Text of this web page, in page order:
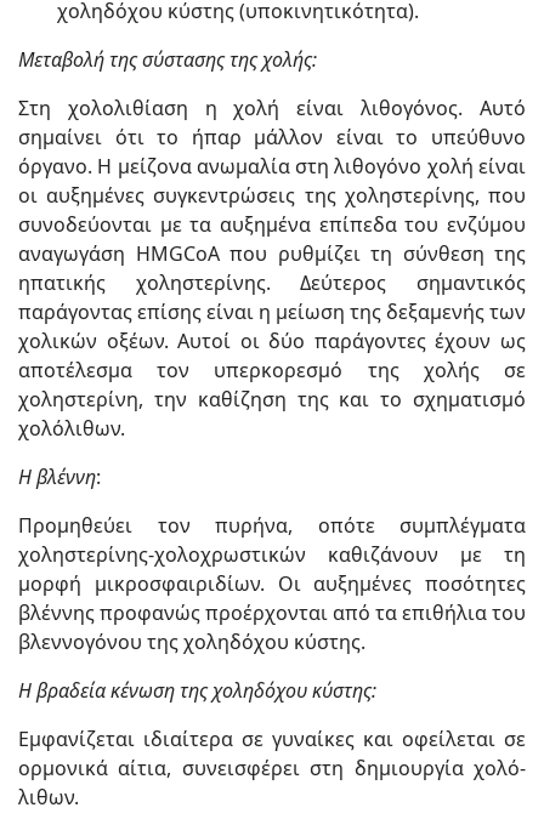
χοληδόχου κύστης (υποκινητικότητα).
Μεταβολή της σύστασης της χολής:
Στη χολολιθίαση η χολή είναι λιθογόνος. Αυτό
σημαίνει ότι το ήπαρ μάλλον είναι το υπεύθυνο
όργανο. Η μείζονα ανωμαλία στη λιθογόνο χολή είναι
οι αυξημένες συγκεντρώσεις της χοληστερίνης, που
συνοδεύονται με τα αυξημένα επίπεδα του ενζύμου
αναγωγάση HMGCoA που ρυθμίζει τη σύνθεση της
ηπατικής χοληστερίνης. Δεύτερος σημαντικός
παράγοντας επίσης είναι η μείωση της δεξαμενής των
χολικών οξέων. Αυτοί οι δύο παράγοντες έχουν ως
αποτέλεσμα τον υπερκορεσμό της χολής σε
χοληστερίνη, την καθίζηση της και το σχηματισμό
χολόλιθων.
Η βλέννη:
Προμηθεύει τον πυρήνα, οπότε συμπλέγματα
χοληστερίνης-χολοχρωστικών καθιζάνουν με τη
μορφή μικροσφαιριδίων. Οι αυξημένες ποσότητες
βλέννης προφανώς προέρχονται από τα επιθήλια του
βλεννογόνου της χοληδόχου κύστης.
Η βραδεία κένωση της χοληδόχου κύστης:
Εμφανίζεται ιδιαίτερα σε γυναίκες και οφείλεται σε
ορμονικά αίτια, συνεισφέρει στη δημιουργία χολό­
λιθων.